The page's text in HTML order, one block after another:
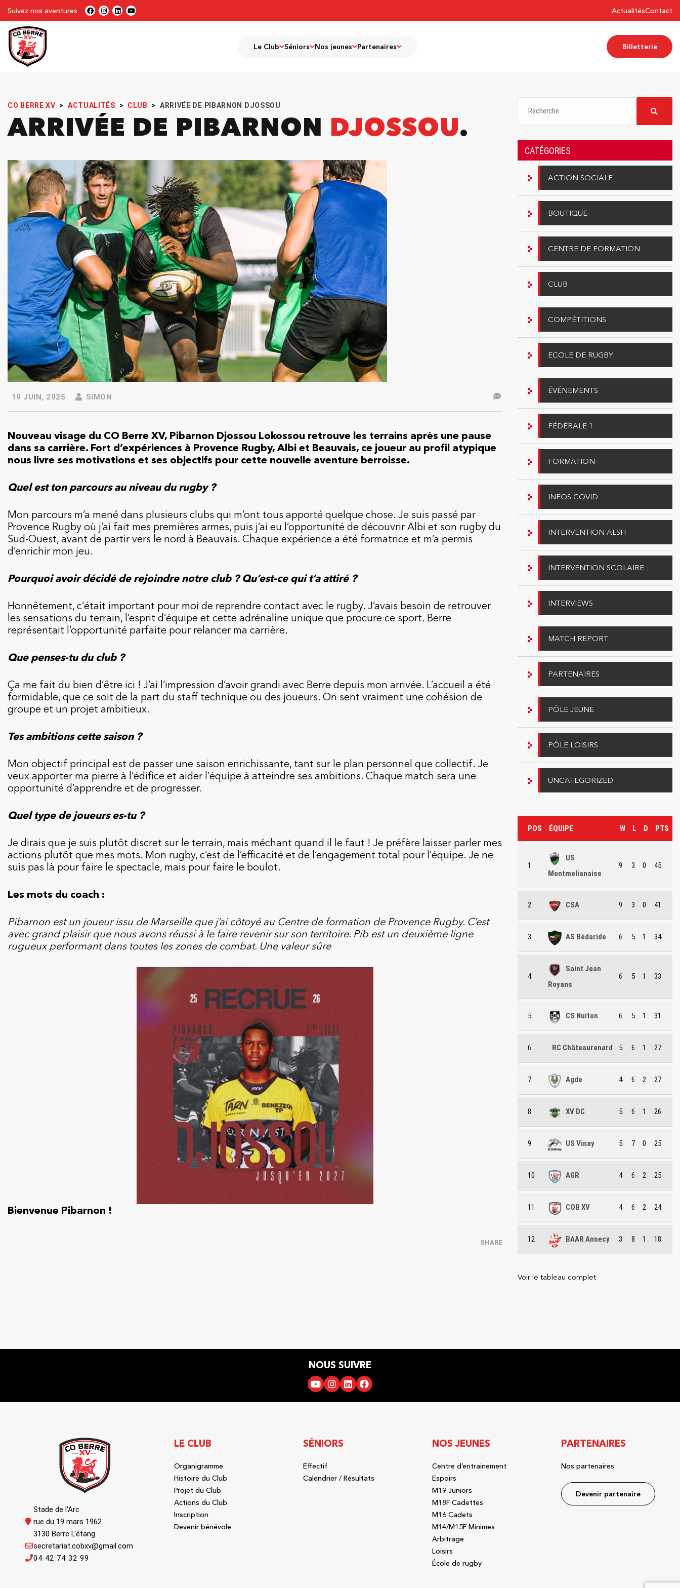
Suivez nos aventures ActualitésContact
Le Club Séniors Nos jeunes Partenaires Billetterie
CO BERRE XV > ACTUALITÉS > CLUB > ARRIVÉE DE PIBARNON DJOSSOU
ARRIVÉE DE PIBARNON DJOSSOU
19 JUIN, 2025 SIMON
Nouveau visage du CO Berre XV, Pibarnon Djossou Lokossou retrouve les terrains après une pause
dans sa carrière. Fort d’expériences à Provence Rugby, Albi et Beauvais, ce joueur au profil atypique
nous livre ses motivations et ses objectifs pour cette nouvelle aventure berroisse.
Quel est ton parcours au niveau du rugby ?
Mon parcours m’a mené dans plusieurs clubs qui m’ont tous apporté quelque chose. Je suis passé par
Provence Rugby où j’ai fait mes premières armes, puis j’ai eu l’opportunité de découvrir Albi et son rugby du
Sud-Ouest, avant de partir vers le nord à Beauvais. Chaque expérience a été formatrice et m’a permis
d’enrichir mon jeu.
Pourquoi avoir décidé de rejoindre notre club ? Qu’est-ce qui t’a attiré ?
Honnêtement, c’était important pour moi de reprendre contact avec le rugby. J’avais besoin de retrouver
les sensations du terrain, l’esprit d’équipe et cette adrénaline unique que procure ce sport. Berre
représentait l’opportunité parfaite pour relancer ma carrière.
Que penses-tu du club ?
Ça me fait du bien d’être ici ! J’ai l’impression d’avoir grandi avec Berre depuis mon arrivée. L’accueil a été
formidable, que ce soit de la part du staff technique ou des joueurs. On sent vraiment une cohésion de
groupe et un projet ambitieux.
Tes ambitions cette saison ?
Mon objectif principal est de passer une saison enrichissante, tant sur le plan personnel que collectif. Je
veux apporter ma pierre à l’édifice et aider l’équipe à atteindre ses ambitions. Chaque match sera une
opportunité d’apprendre et de progresser.
Quel type de joueurs es-tu ?
Je dirais que je suis plutôt discret sur le terrain, mais méchant quand il le faut ! Je préfère laisser parler mes
actions plutôt que mes mots. Mon rugby, c’est de l’efficacité et de l’engagement total pour l’équipe. Je ne
suis pas là pour faire le spectacle, mais pour faire le boulot.
Les mots du coach :
Pibarnon est un joueur issu de Marseille que j’ai côtoyé au Centre de formation de Provence Rugby. C’est
avec grand plaisir que nous avons réussi à le faire revenir sur son territoire. Pib est un deuxième ligne
rugueux performant dans toutes les zones de combat. Une valeur sûre
Bienvenue Pibarnon !
SHARE
CATÉGORIES
ACTION SOCIALE
BOUTIQUE
CENTRE DE FORMATION
CLUB
COMPÉTITIONS
ECOLE DE RUGBY
ÉVÉNEMENTS
FÉDÉRALE 1
FORMATION
INFOS COVID
INTERVENTION ALSH
INTERVENTION SCOLAIRE
INTERVIEWS
MATCH REPORT
PARTENAIRES
PÔLE JEUNE
PÔLE LOISIRS
UNCATEGORIZED
POS ÉQUIPE W L D PTS
1
US
Montmelianaise
9 3 0 45
2 CSA 9 3 0 41
3 AS Bédaride 6 5 1 34
4
Saint Jean
Royans
6 5 1 33
5 CS Nuiton 6 5 1 31
6 RC Châteaurenard 5 6 1 27
7 Agde 4 6 2 27
8 XV DC 5 6 1 26
9 US Vinay 5 7 0 25
10 AGR 4 6 2 25
11 COB XV 4 6 2 24
12 BAAR Annecy 3 8 1 18
Voir le tableau complet
NOUS SUIVRE
Stade de l'Arc
rue du 19 mars 1962
3130 Berre L'étang
04 42 74 32 99
secretariat.cobxv@gmail.com
LE CLUB
Organigramme
Histoire du Club
Projet du Club
Actions du Club
Inscription
Devenir bénévole
SÉNIORS
Effectif
Calendrier / Résultats
NOS JEUNES
Centre d’entrainement
Espoirs
M19 Juniors
M18F Cadettes
M16 Cadets
M14/M15F Minimes
Arbitrage
Loisirs
École de rugby
PARTENAIRES
Nos partenaires
Devenir partenaire